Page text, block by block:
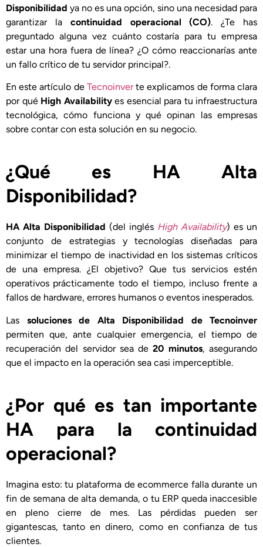
Disponibilidad ya no es una opción, sino una necesidad para
garantizar la continuidad operacional (CO). ¿Te has
preguntado alguna vez cuánto costaría para tu empresa
estar una hora fuera de línea? ¿O cómo reaccionarías ante
un fallo crítico de tu servidor principal?.
En este artículo de Tecnoinverte explicamos de forma clara
por qué High Availabilityes esencial para tu infraestructura
tecnológica, cómo funciona y qué opinan las empresas
sobre contar con esta solución en su negocio.
¿Qué es HA Alta
Disponibilidad?
HA Alta Disponibilidad (del inglés High Availability) es un
conjunto de estrategias y tecnologías diseñadas para
minimizar el tiempo de inactividad en los sistemas críticos
de una empresa. ¿El objetivo? Que tus servicios estén
operativos prácticamente todo el tiempo, incluso frente a
fallos de hardware, errores humanos o eventos inesperados.
Las soluciones de Alta Disponibilidad de Tecnoinver
permiten que, ante cualquier emergencia, el tiempo de
recuperación del servidor sea de20 minutos, asegurando
que el impacto en la operación sea casi imperceptible.
¿Por qué es tan importante
HA para la continuidad
operacional?
Imagina esto: tu plataforma de ecommerce falla durante un
fin de semana de alta demanda, o tu ERP queda inaccesible
en pleno cierre de mes. Las pérdidas pueden ser
gigantescas, tanto en dinero, como en confianza de tus
clientes.